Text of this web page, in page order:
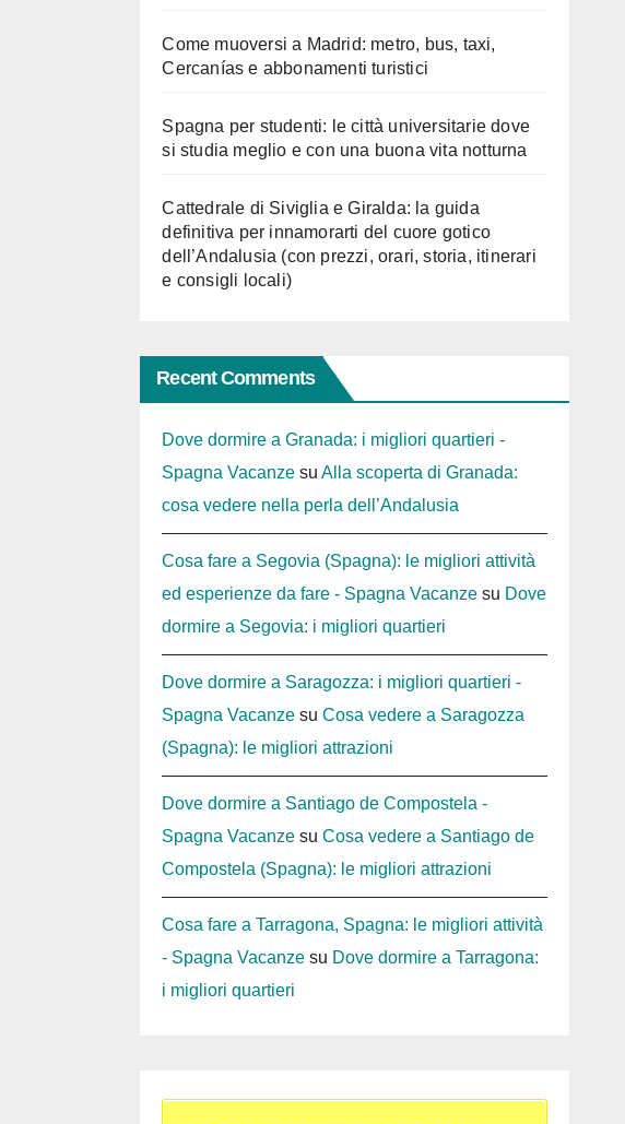
Come muoversi a Madrid: metro, bus, taxi,
Cercanías e abbonamenti turistici
Spagna per studenti: le città universitarie dove
si studia meglio e con una buona vita notturna
Cattedrale di Siviglia e Giralda: la guida
definitiva per innamorarti del cuore gotico
dell’Andalusia (con prezzi, orari, storia, itinerari
e consigli locali)
Recent Comments
Dove dormire a Granada: i migliori quartieri -
Spagna Vacanze suAlla scoperta di Granada:
cosa vedere nella perla dell’Andalusia
Cosa fare a Segovia (Spagna): le migliori attività
ed esperienze da fare - Spagna Vacanze su Dove
dormire a Segovia: i migliori quartieri
Dove dormire a Saragozza: i migliori quartieri -
Spagna Vacanze suCosa vedere a Saragozza
(Spagna): le migliori attrazioni
Dove dormire a Santiago de Compostela -
Spagna Vacanze suCosa vedere a Santiago de
Compostela (Spagna): le migliori attrazioni
Cosa fare a Tarragona, Spagna: le migliori attività
- Spagna Vacanze su Dove dormire a Tarragona:
i migliori quartieri